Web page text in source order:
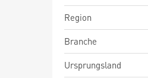
Region
Branche
Ursprungsland